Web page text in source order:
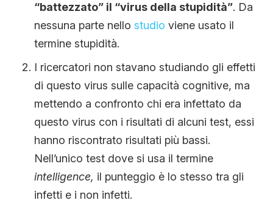
“battezzato” il “virus della stupidità”. Da
nessuna parte nello studio viene usato il
termine stupidità.
I ricercatori non stavano studiando gli effetti
di questo virus sulle capacità cognitive, ma
mettendo a confronto chi era infettato da
questo virus con i risultati di alcuni test, essi
hanno riscontrato risultati più bassi.
Nell’unico test dove si usa il termine
intelligence, il punteggio è lo stesso tra gli
infetti e i non infetti.